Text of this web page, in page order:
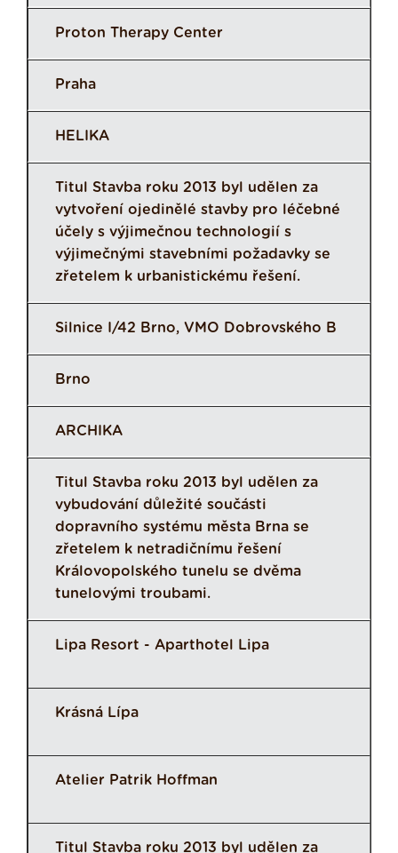
Proton Therapy Center
Praha
HELIKA
Titul Stavba roku 2013 byl udělen za
vytvoření ojedinělé stavby pro léčebné
účely s výjimečnou technologií s
výjimečnými stavebními požadavky se
zřetelem k urbanistickému řešení.
Silnice I/42 Brno, VMO Dobrovského B
Brno
ARCHIKA
Titul Stavba roku 2013 byl udělen za
vybudování důležité součásti
dopravního systému města Brna se
zřetelem k netradičnímu řešení
Královopolského tunelu se dvěma
tunelovými troubami.
Lipa Resort - Aparthotel Lipa
Krásná Lípa
Atelier Patrik Hoffman
Titul Stavba roku 2013 byl udělen za